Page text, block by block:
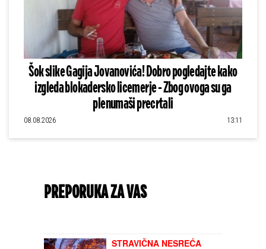
Šok slike Gagija Jovanovića! Dobro pogledajte kako
izgleda blokadersko licemerje - Zbog ovoga su ga
plenumaši precrtali
08.08.2026 13:11
PREPORUKA ZA VAS
STRAVIČNA NESREĆA